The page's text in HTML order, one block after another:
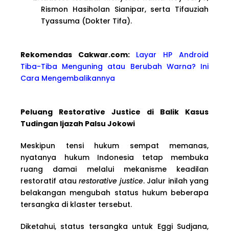
Rismon Hasiholan Sianipar, serta Tifauziah
Tyassuma (Dokter Tifa).
Rekomendas Cakwar.com: Layar HP Android
Tiba-Tiba Menguning atau Berubah Warna? Ini
Cara Mengembalikannya
Peluang Restorative Justice di Balik Kasus
Tudingan Ijazah Palsu Jokowi
Meskipun tensi hukum sempat memanas,
nyatanya hukum Indonesia tetap membuka
ruang damai melalui mekanisme keadilan
restoratif atau restorative justice. Jalur inilah yang
belakangan mengubah status hukum beberapa
tersangka di klaster tersebut.
Diketahui, status tersangka untuk Eggi Sudjana,